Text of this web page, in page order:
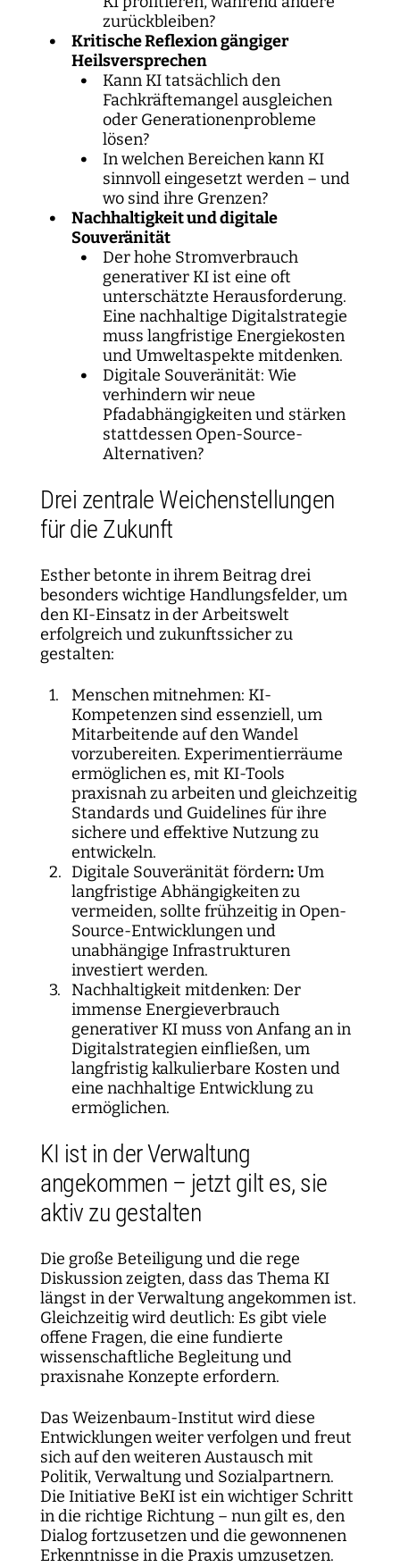
zurückbleiben?
Kritische Reflexion gängiger
Heilsversprechen
Kann KI tatsächlich den
Fachkräftemangel ausgleichen
oder Generationenprobleme
lösen?
In welchen Bereichen kann KI
sinnvoll eingesetzt werden – und
wo sind ihre Grenzen?
Nachhaltigkeit und digitale
Souveränität
Der hohe Stromverbrauch
generativer KI ist eine oft
unterschätzte Herausforderung.
Eine nachhaltige Digitalstrategie
muss langfristige Energiekosten
und Umweltaspekte mitdenken.
Digitale Souveränität: Wie
verhindern wir neue
Pfadabhängigkeiten und stärken
stattdessen Open-Source-
Alternativen?
Drei zentrale Weichenstellungen
für die Zukunft
Esther betonte in ihrem Beitrag drei
besonders wichtige Handlungsfelder, um
den KI-Einsatz in der Arbeitswelt
erfolgreich und zukunftssicher zu
gestalten:
Menschen mitnehmen: KI-
Kompetenzen sind essenziell, um
Mitarbeitende auf den Wandel
vorzubereiten. Experimentierräume
ermöglichen es, mit KI-Tools
praxisnah zu arbeiten und gleichzeitig
Standards und Guidelines für ihre
sichere und effektive Nutzung zu
entwickeln.
Digitale Souveränität fördern:Um
langfristige Abhängigkeiten zu
vermeiden, sollte frühzeitig in Open-
Source-Entwicklungen und
unabhängige Infrastrukturen
investiert werden.
Nachhaltigkeit mitdenken: Der
immense Energieverbrauch
generativer KI muss von Anfang an in
Digitalstrategien einfließen, um
langfristig kalkulierbare Kosten und
eine nachhaltige Entwicklung zu
ermöglichen.
KI ist in der Verwaltung
angekommen – jetzt gilt es, sie
aktiv zu gestalten
Die große Beteiligung und die rege
Diskussion zeigten, dass das Thema KI
längst in der Verwaltung angekommen ist.
Gleichzeitig wird deutlich: Es gibt viele
offene Fragen, die eine fundierte
wissenschaftliche Begleitung und
praxisnahe Konzepte erfordern.
Das Weizenbaum-Institut wird diese
Entwicklungen weiter verfolgen und freut
sich auf den weiteren Austausch mit
Politik, Verwaltung und Sozialpartnern.
Die Initiative BeKI ist ein wichtiger Schritt
in die richtige Richtung – nun gilt es, den
Dialog fortzusetzen und die gewonnenen
Erkenntnisse in die Praxis umzusetzen.